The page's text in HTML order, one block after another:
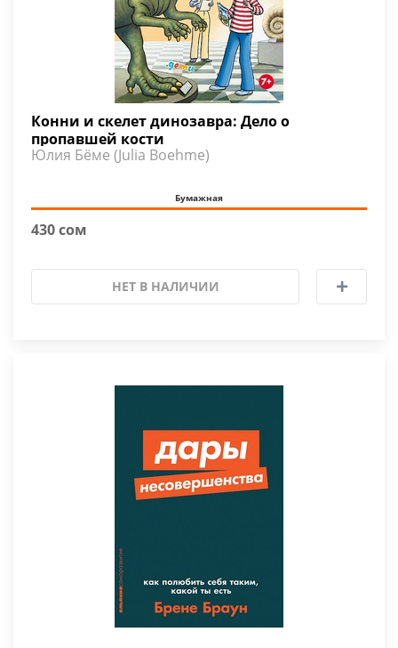
Конни и скелет динозавра: Дело о
пропавшей кости
Юлия Бёме (Julia Boehme)
Бумажная
430 сом
НЕТ В НАЛИЧИИ